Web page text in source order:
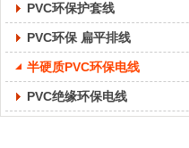
PVC环保护套线
PVC环保 扁平排线
半硬质PVC环保电线
PVC绝缘环保电线